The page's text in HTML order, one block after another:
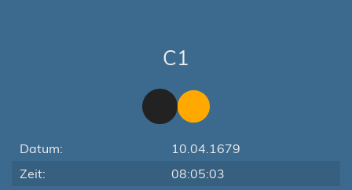
C1
Datum:
10.04.1679
Zeit:
08:05:03